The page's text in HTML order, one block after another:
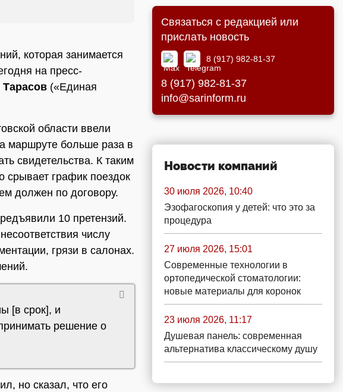
которая занимается
на пресс-
Тарасов («Единая
области ввели
маршруте больше раза в
свидетельства. К таким
срывает график поездок
должен по договору.
10 претензий.
числу
грязи в салонах.
[в срок], и
решение о
но сказал, что его
Связаться с редакцией или
прислать новость
8 (917) 982-81-37
8 (917) 982-81-37
info@sarinform.ru
Новости компаний
30 июля 2026, 10:40
Эзофагоскопия у детей: что это за
процедура
27 июля 2026, 15:01
Современные технологии в
ортопедической стоматологии:
новые материалы для коронок
23 июля 2026, 11:17
Душевая панель: современная
альтернатива классическому душу